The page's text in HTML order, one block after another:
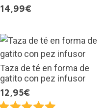
14,99€
Taza de té en forma de
gatito con pez infusor
12,95€